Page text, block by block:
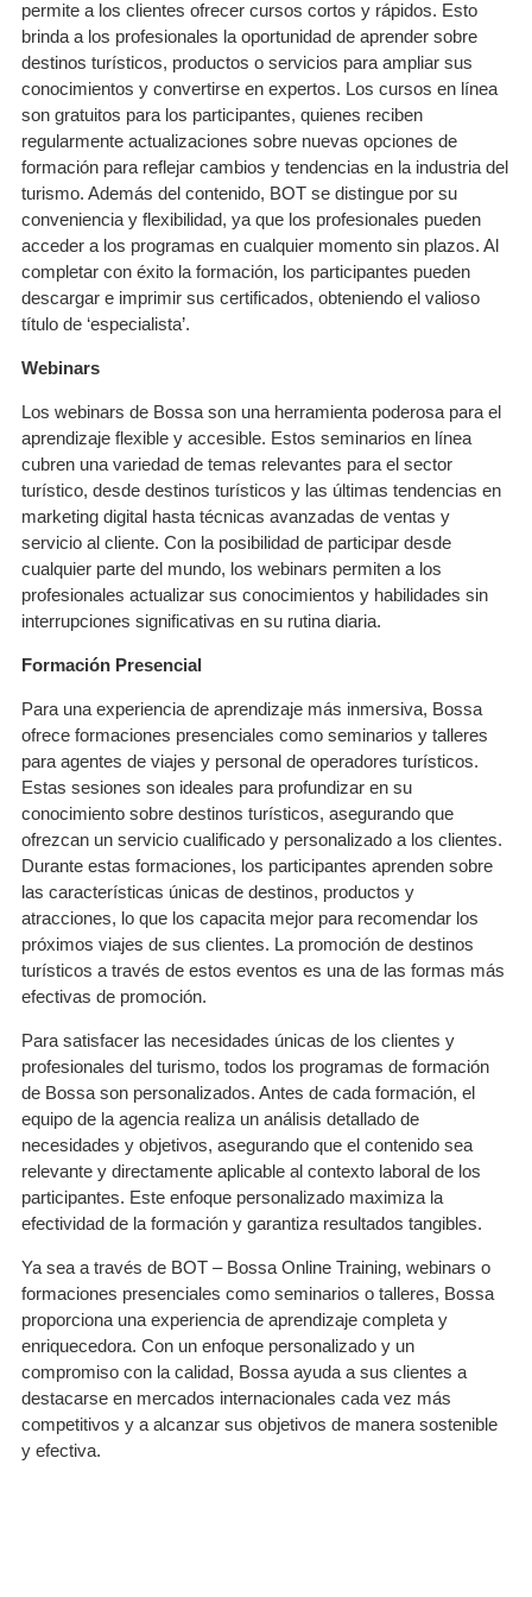
permite a los clientes ofrecer cursos cortos y rápidos. Esto
brinda a los profesionales la oportunidad de aprender sobre
destinos turísticos, productos o servicios para ampliar sus
conocimientos y convertirse en expertos. Los cursos en línea
son gratuitos para los participantes, quienes reciben
regularmente actualizaciones sobre nuevas opciones de
formación para reflejar cambios y tendencias en la industria del
turismo. Además del contenido, BOT se distingue por su
conveniencia y flexibilidad, ya que los profesionales pueden
acceder a los programas en cualquier momento sin plazos. Al
completar con éxito la formación, los participantes pueden
descargar e imprimir sus certificados, obteniendo el valioso
título de ‘especialista’.
Webinars
Los webinars de Bossa son una herramienta poderosa para el
aprendizaje flexible y accesible. Estos seminarios en línea
cubren una variedad de temas relevantes para el sector
turístico, desde destinos turísticos y las últimas tendencias en
marketing digital hasta técnicas avanzadas de ventas y
servicio al cliente. Con la posibilidad de participar desde
cualquier parte del mundo, los webinars permiten a los
profesionales actualizar sus conocimientos y habilidades sin
interrupciones significativas en su rutina diaria.
Formación Presencial
Para una experiencia de aprendizaje más inmersiva, Bossa
ofrece formaciones presenciales como seminarios y talleres
para agentes de viajes y personal de operadores turísticos.
Estas sesiones son ideales para profundizar en su
conocimiento sobre destinos turísticos, asegurando que
ofrezcan un servicio cualificado y personalizado a los clientes.
Durante estas formaciones, los participantes aprenden sobre
las características únicas de destinos, productos y
atracciones, lo que los capacita mejor para recomendar los
próximos viajes de sus clientes. La promoción de destinos
turísticos a través de estos eventos es una de las formas más
efectivas de promoción.
Para satisfacer las necesidades únicas de los clientes y
profesionales del turismo, todos los programas de formación
de Bossa son personalizados. Antes de cada formación, el
equipo de la agencia realiza un análisis detallado de
necesidades y objetivos, asegurando que el contenido sea
relevante y directamente aplicable al contexto laboral de los
participantes. Este enfoque personalizado maximiza la
efectividad de la formación y garantiza resultados tangibles.
Ya sea a través de BOT – Bossa Online Training, webinars o
formaciones presenciales como seminarios o talleres, Bossa
proporciona una experiencia de aprendizaje completa y
enriquecedora. Con un enfoque personalizado y un
compromiso con la calidad, Bossa ayuda a sus clientes a
destacarse en mercados internacionales cada vez más
competitivos y a alcanzar sus objetivos de manera sostenible
y efectiva.